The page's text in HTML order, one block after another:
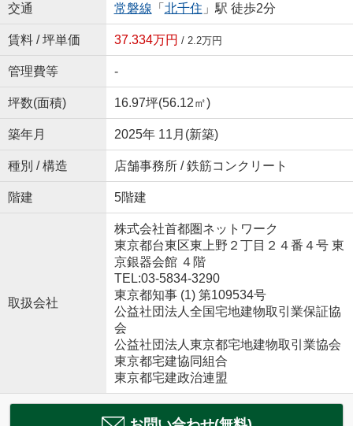
交通 常磐線 「 北千住 」駅 徒歩2分
賃料 / 坪単価 37.334万円 / 2.2万円
管理費等 -
坪数(面積) 16.97坪(56.12㎡)
築年月 2025年 11月(新築)
種別 / 構造 店舗事務所 / 鉄筋コンクリート
階建 5階建
取扱会社
株式会社首都圏ネットワーク
東京都台東区東上野２丁目２４番４号 東
京銀器会館 ４階
TEL:03-5834-3290
東京都知事 (1) 第109534号
公益社団法人全国宅地建物取引業保証協
会
公益社団法人東京都宅地建物取引業協会
東京都宅建協同組合
東京都宅建政治連盟